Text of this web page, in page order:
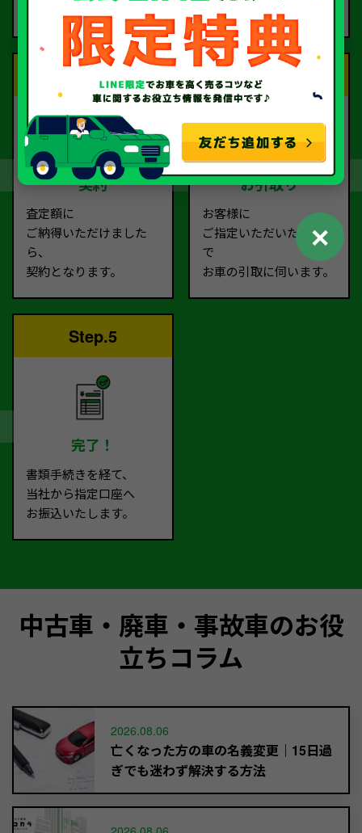
す。
Step.3
契約
査定額に
ご納得いただけました
ら、
契約となります。
Step.4
お引取り
お客様に
ご指定いただいた場所ま
で
お車の引取に伺います。
Step.5
完了！
書類手続きを経て、
当社から指定口座へ
お振込いたします。
中古車・廃車・事故車のお役
立ちコラム
2026.08.06
亡くなった方の車の名義変更｜15日過
ぎでも迷わず解決する方法
✕